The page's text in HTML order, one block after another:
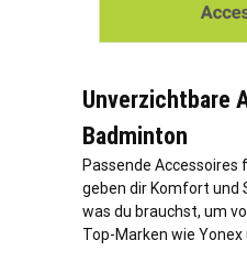
Unverzichtbare
Badminton
Passende Accessoires
geben dir Komfort und
was du brauchst, um
Top-Marken wie Yonex